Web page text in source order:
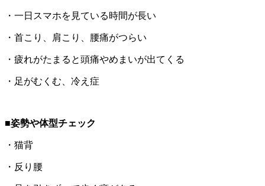
・一日スマホを見ている時間が長い
・首こり、肩こり、腰痛がつらい
・疲れがたまると頭痛やめまいが出てくる
・足がむくむ、冷え症
■姿勢や体型チェック
・猫背
・反り腰